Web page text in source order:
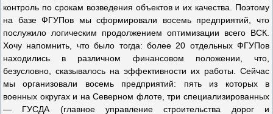
контроль по срокам возведения объектов и их качества. Поэтому
на базе ФГУПов мы сформировали восемь предприятий, что
послужило логическим продолжением оптимизации всего ВСК.
Хочу напомнить, что было тогда: более 20 отдельных ФГУПов
находились в различном финансовом положении, что,
безусловно, сказывалось на эффективности их работы. Сейчас
мы организовали восемь предприятий: пять из которых в
военных округах и на Северном флоте, три специализированных
— ГУСДА (главное управление строительства дорог и